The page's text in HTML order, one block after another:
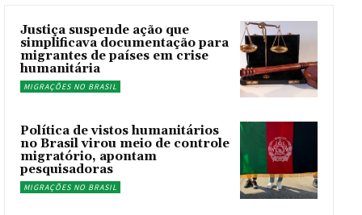
Justiça suspende ação que
simplificava documentação para
migrantes de países em crise
humanitária
MIGRAÇÕES NO BRASIL
Política de vistos humanitários
no Brasil virou meio de controle
migratório, apontam
pesquisadoras
MIGRAÇÕES NO BRASIL